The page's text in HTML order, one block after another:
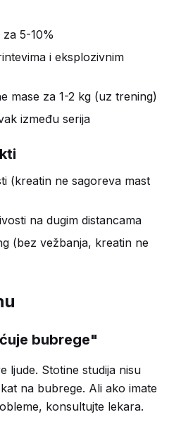
5-10%
i eksplozivnim
mase za 1-2 kg (uz trening)
između serija
(kreatin ne sagoreva mast
na dugim distancama
(bez vežbanja, kreatin ne
bubrege"
Stotine studija nisu
na bubrege. Ali ako imate
konsultujte lekara.